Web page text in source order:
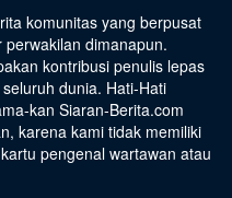
komunitas yang berpusat
dimanapun.
kontribusi penulis lepas
dunia. Hati-Hati
kan Siaran-Berita.com
karena kami tidak memiliki
pengenal wartawan atau